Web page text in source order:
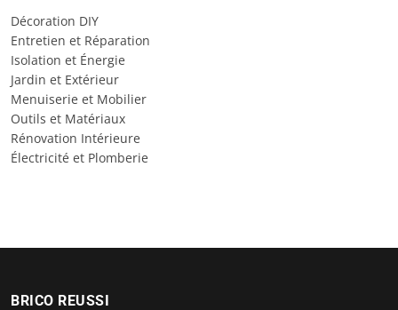
Décoration DIY
Entretien et Réparation
Isolation et Énergie
Jardin et Extérieur
Menuiserie et Mobilier
Outils et Matériaux
Rénovation Intérieure
Électricité et Plomberie
BRICO REUSSI